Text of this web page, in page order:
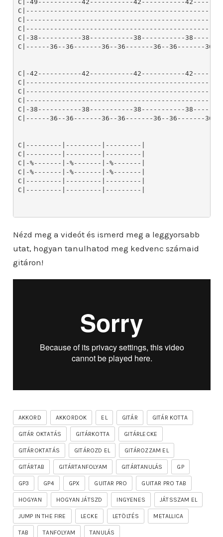
Nézd meg a videót és ismerd meg a leggyorsabb
utat, hogyan tanulhatod meg kedvenc számaid
gitáron!
AKKORD AKKORDOK EL GITÁR GITÁR KOTTA
GITÁR OKTATÁS GITÁRKOTTA GITÁRLECKE
GITÁROKTATÁS GITÁROZD EL GITÁROZZAM EL
GITÁRTAB GITÁRTANFOLYAM GITÁRTANULÁS GP
GP3 GP4 GPX GUITAR PRO GUITAR PRO TAB
HOGYAN HOGYAN JÁTSZD INGYENES JÁTSSZAM EL
JUMP IN THE FIRE LECKE LETÖLTÉS METALLICA
TAB TANFOLYAM TANULÁS